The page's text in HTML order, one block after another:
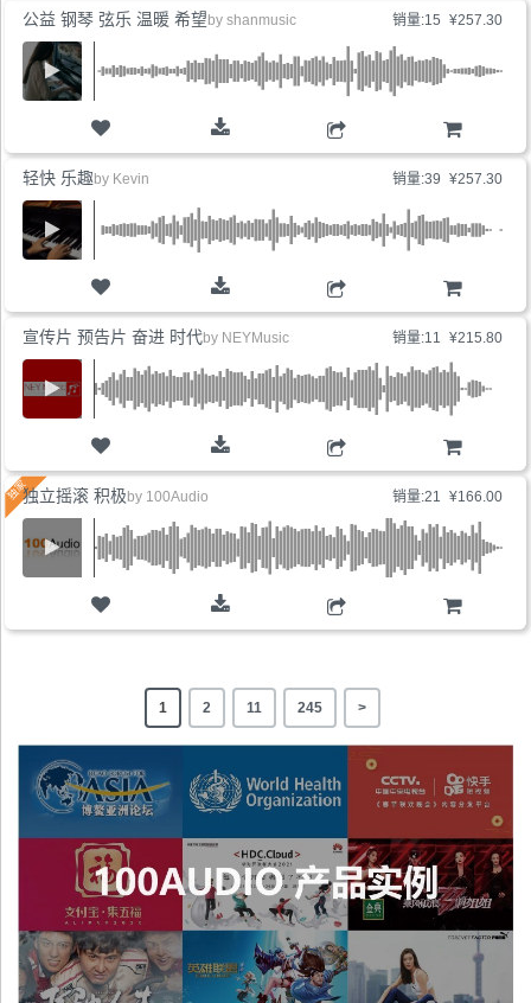
销量:15 ¥257.30
购物车
公益 钢琴 弦乐 温暖 希望 by shanmusic
销量:39 ¥257.30
购物车
轻快 乐趣by Kevin
销量:11 ¥215.80
购物车
宣传片 预告片 奋进 时代by NEYMusic
销量:21 ¥166.00
购物车
独立摇滚 积极 by 100Audio
1 2 11 245 >